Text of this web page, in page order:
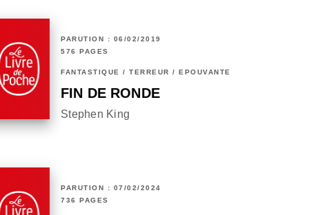
PARUTION : 06/02/2019
576 PAGES
FANTASTIQUE / TERREUR / EPOUVANTE
FIN DE RONDE
Stephen King
PARUTION : 07/02/2024
736 PAGES